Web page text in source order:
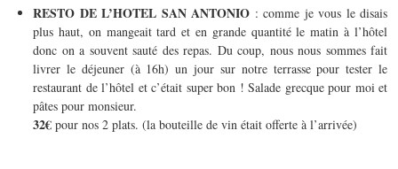
RESTO DE L’HOTEL SAN ANTONIO : comme je vous le disais
plus haut, on mangeait tard et en grande quantité le matin à l’hôtel
donc on a souvent sauté des repas. Du coup, nous nous sommes fait
livrer le déjeuner (à 16h) un jour sur notre terrasse pour tester le
restaurant de l’hôtel et c’était super bon ! Salade grecque pour moi et
pâtes pour monsieur.
32€ pour nos 2 plats. (la bouteille de vin était offerte à l’arrivée)